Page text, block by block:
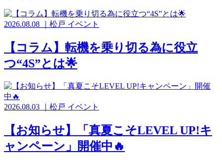
2026.08.08 松戸 イベント
【コラム】転機を乗り切る為に役立
つ“4S”とは🌟
2026.08.03 松戸 イベント
【お知らせ】「真夏こそLEVEL UP!キ
ャンペーン」開催中🔥